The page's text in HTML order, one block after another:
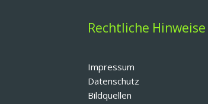
Rechtliche Hinweise
Impressum
Datenschutz
Bildquellen